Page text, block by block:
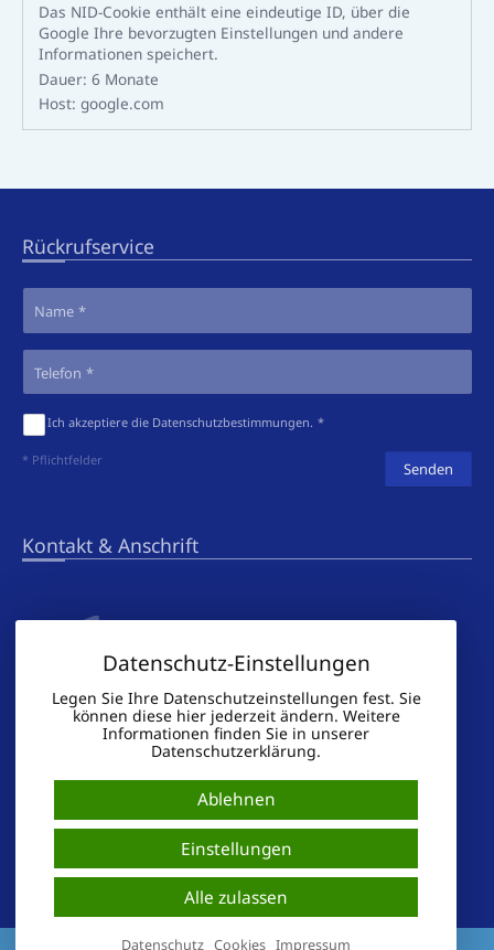
Das NID-Cookie enthält eine eindeutige ID, über die
Google Ihre bevorzugten Einstellungen und andere
Informationen speichert.
Dauer: 6 Monate
Host: google.com
Rückrufservice
Name
Telefon
Ich akzeptiere die Datenschutzbestimmungen.
* Pflichtfelder
Kontakt & Anschrift
Immobilienmaklerin
Fax: 0322 213 836 55
Mail: mt@tonn-immobilien.de
Datenschutz-Einstellungen
Legen Sie Ihre Datenschutzeinstellungen fest. Sie
können diese hier jederzeit ändern. Weitere
Informationen finden Sie in unserer
Datenschutzerklärung.
Ablehnen
Einstellungen
Alle zulassen
Datenschutz Cookies Impressum